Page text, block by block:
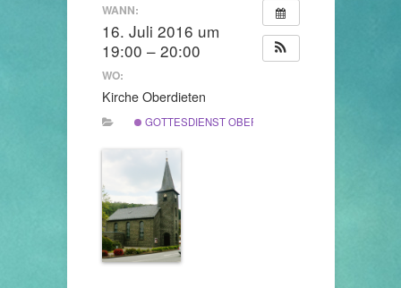
WANN:
16. Juli 2016 um
19:00 – 20:00
WO:
Kirche Oberdieten
GOTTESDIENST OBERDIETEN